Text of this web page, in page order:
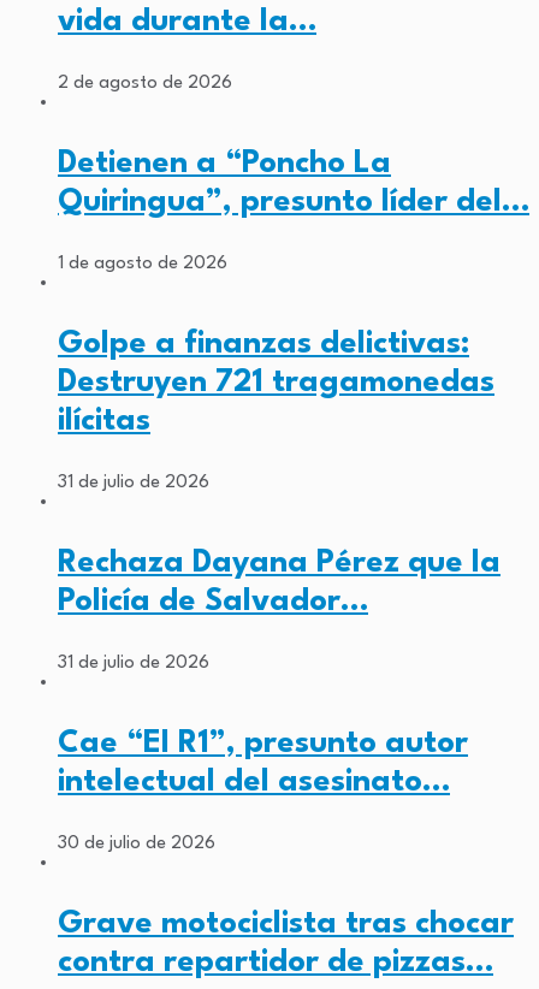
vida durante la…
2 de agosto de 2026
Detienen a “Poncho La
Quiringua”, presunto líder del…
1 de agosto de 2026
Golpe a finanzas delictivas:
Destruyen 721 tragamonedas
ilícitas
31 de julio de 2026
Rechaza Dayana Pérez que la
Policía de Salvador…
31 de julio de 2026
Cae “El R1”, presunto autor
intelectual del asesinato…
30 de julio de 2026
Grave motociclista tras chocar
contra repartidor de pizzas…